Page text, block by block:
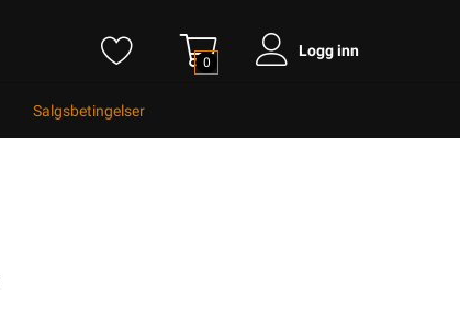
0
Logg inn
Salgsbetingelser